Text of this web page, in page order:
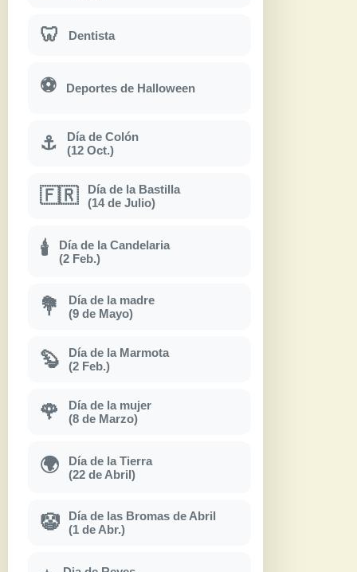
🦷 Dentista
⚽ Deportes de Halloween
⚓
Día de Colón
(12 Oct.)
🇫🇷
Día de la Bastilla
(14 de Julio)
🕯
Día de la Candelaria
(2 Feb.)
💐
Día de la madre
(9 de Mayo)
🦫
Día de la Marmota
(2 Feb.)
🌹
Día de la mujer
(8 de Marzo)
🌍
Día de la Tierra
(22 de Abril)
🤡
Día de las Bromas de Abril
(1 de Abr.)